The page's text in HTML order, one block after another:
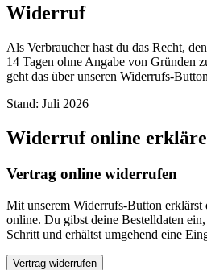
Widerruf
Als Verbraucher hast du das Recht,
14 Tagen ohne Angabe von Gründen
geht das über unseren Widerrufs-
Stand: Juli 2026
Widerruf online
Vertrag online widerrufen
Mit unserem Widerrufs-Button
online. Du gibst deine Bestelldaten
Schritt und erhältst umgehend eine
Vertrag widerrufen